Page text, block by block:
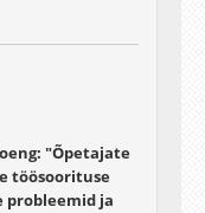
"Õpetajate
töösoorituse
probleemid ja